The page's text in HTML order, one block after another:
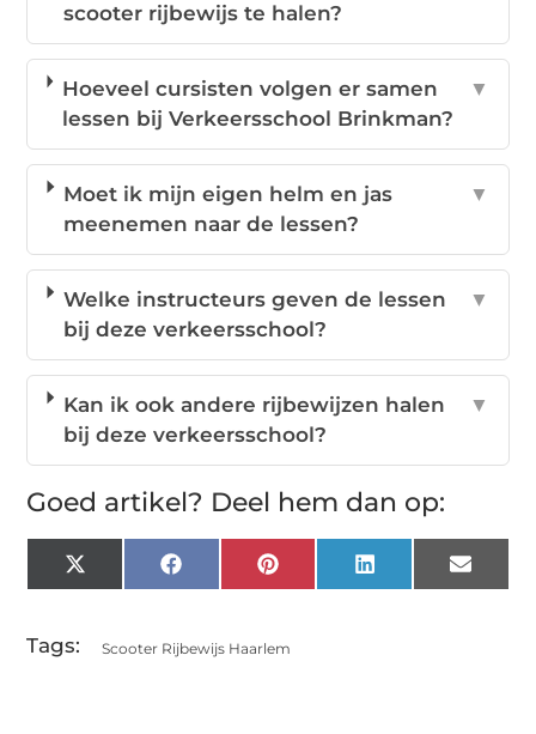
scooter rijbewijs te halen?
Hoeveel cursisten volgen er samen
lessen bij Verkeersschool Brinkman?
▼
Moet ik mijn eigen helm en jas
meenemen naar de lessen?
▼
Welke instructeurs geven de lessen
bij deze verkeersschool?
▼
Kan ik ook andere rijbewijzen halen
bij deze verkeersschool?
▼
Goed artikel? Deel hem dan op:
X
(Twitter)
FacebookPinterestLinkedInEmail
Tags: Scooter Rijbewijs Haarlem